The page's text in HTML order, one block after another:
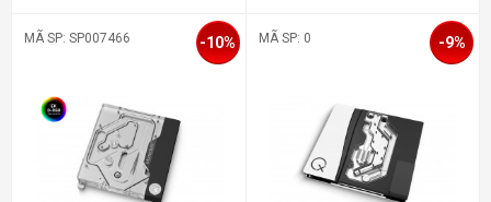
MÃ SP: SP007466 -10% MÃ SP: 0 -9%